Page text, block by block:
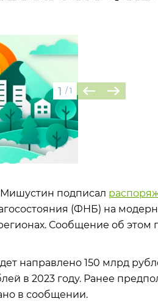
1 / 1
подписал
(ФНБ) на
Сообщение об этом
направлено 150 млрд
в 2023 году. Ранее
в сообщении.